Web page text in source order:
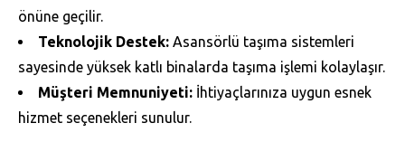
önüne geçilir.
Teknolojik Destek: Asansörlü taşıma sistemleri
sayesinde yüksek katlı binalarda taşıma işlemi kolaylaşır.
Müşteri Memnuniyeti: İhtiyaçlarınıza uygun esnek
hizmet seçenekleri sunulur.